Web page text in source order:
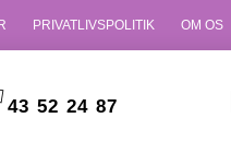
PRIVATLIVSPOLITIK OM OS
43 52 24 87